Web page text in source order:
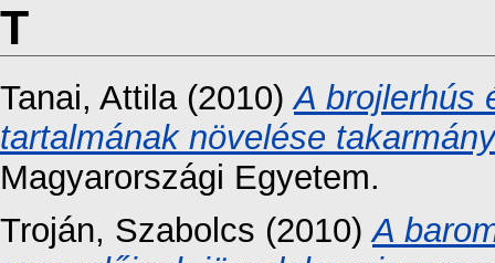
T
Tanai, Attila(2010)A brojlerhús
tartalmának növelése
Magyarországi Egyetem.
Troján, Szabolcs (2010)A